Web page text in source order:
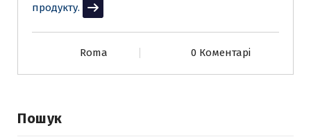
продукту.
Читати далі
Roma 0 Коментарі
Пошук